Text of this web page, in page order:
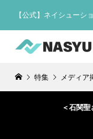
【公式】ネイシューシ
特集 メディア
＜石関